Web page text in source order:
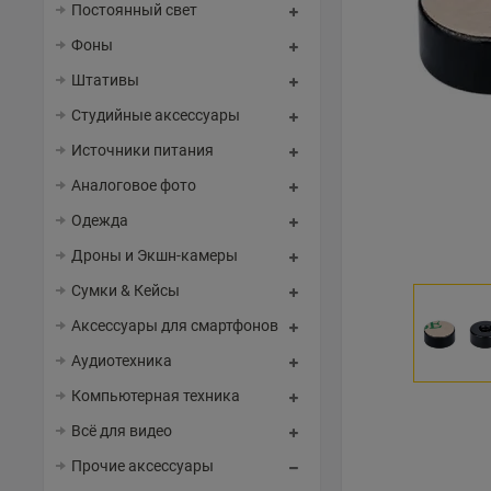
Постоянный свет
Фоны
Штативы
Студийные аксессуары
Источники питания
Аналоговое фото
Одежда
Дроны и Экшн-камеры
Сумки & Кейсы
Аксессуары для смартфонов
Аудиотехника
Компьютерная техника
Всё для видео
Прочие аксессуары